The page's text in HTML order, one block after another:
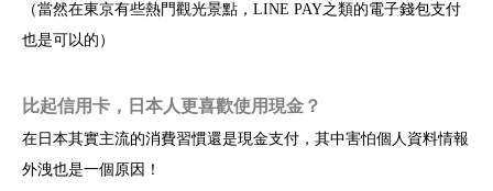
（當然在東京有些熱門觀光景點，LINE PAY之類的電子錢包支付
也是可以的）
比起信用卡，日本人更喜歡使用現金？
在日本其實主流的消費習慣還是現金支付，其中害怕個人資料情報
外洩也是一個原因！